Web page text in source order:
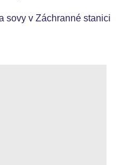
sovy v Záchranné stanici